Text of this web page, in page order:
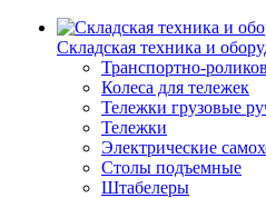
Складская техника и
Транспортно-
Колеса для тележек
Тележки грузовые
Тележки
Электрические
Столы подъемные
Штабелеры